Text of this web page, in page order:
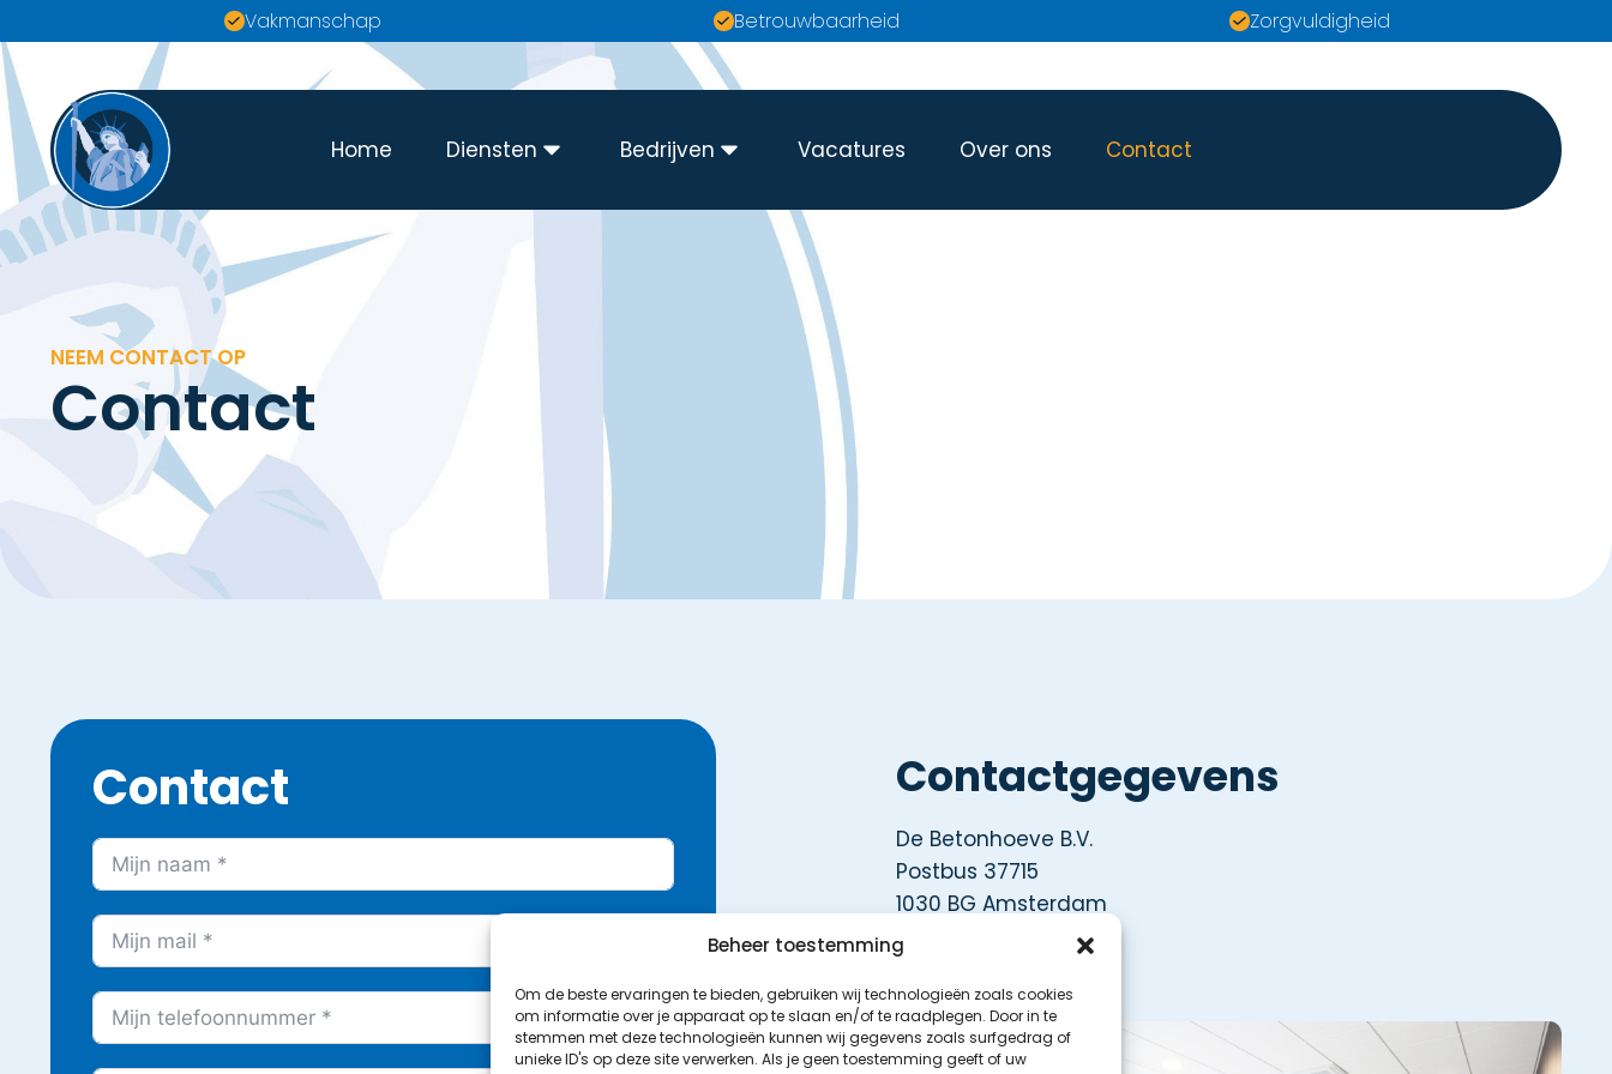
Beheer toestemming
Om de beste ervaringen te bieden, gebruiken wij technologieën zoals cookies
om informatie over je apparaat op te slaan en/of te raadplegen. Door in te
stemmen met deze technologieën kunnen wij gegevens zoals surfgedrag of
unieke ID's op deze site verwerken. Als je geen toestemming geeft of uw
Vakmanschap Betrouwbaarheid Zorgvuldigheid
Home Diensten Bedrijven Vacatures Over ons Contact
NEEM CONTACT OP
Contact
Contact Contactgegevens
De Betonhoeve B.V.
Postbus 37715
1030 BG Amsterdam